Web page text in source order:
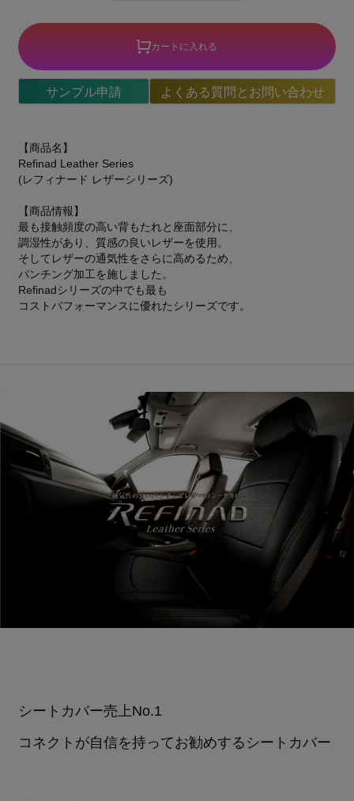
カートに入れる
サンプル申請 よくある質問とお問い合わせ
【商品名】
Refinad Leather Series
(レフィナード レザーシリーズ)
【商品情報】
最も接触頻度の高い背もたれと座面部分に、
調湿性があり、質感の良いレザーを使用。
そしてレザーの通気性をさらに高めるため、
パンチング加工を施しました。
Refinadシリーズの中でも最も
コストパフォーマンスに優れたシリーズです。
シートカバー売上No.1
コネクトが自信を持ってお勧めするシートカバー